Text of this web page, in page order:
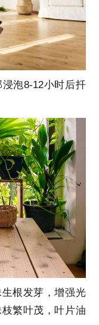
泡8-12小时后扦
根发芽，增强光
繁叶茂，叶片油